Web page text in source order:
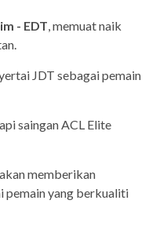
- EDT, memuat naik
JDT sebagai pemain
saingan ACL Elite
memberikan
pemain yang berkualiti